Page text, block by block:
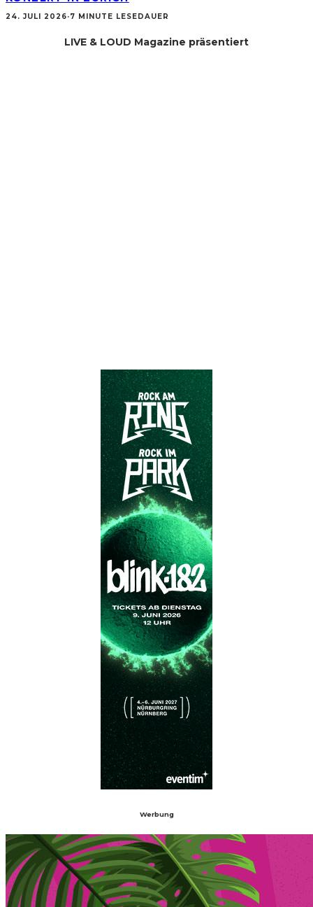
24. JULI 2026·7 MINUTE LESEDAUER
LIVE & LOUD Magazine präsentiert
Werbung